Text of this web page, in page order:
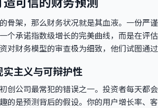
骨架，那么财务状况就是其血液。一份严
个承诺指数级增长的完美曲线，而是在评
对财务模型的审查极为细致，他们试图通
主义与可辩护性
创公司最常犯的错误之一。投资者每天都
的是预测背后的假设。你的用户增长率、